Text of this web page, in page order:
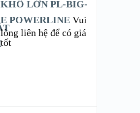
KHỔ LỚN PL-BIG-
E POWERLINE Vui
lòng liên hệ để có giá
tốt